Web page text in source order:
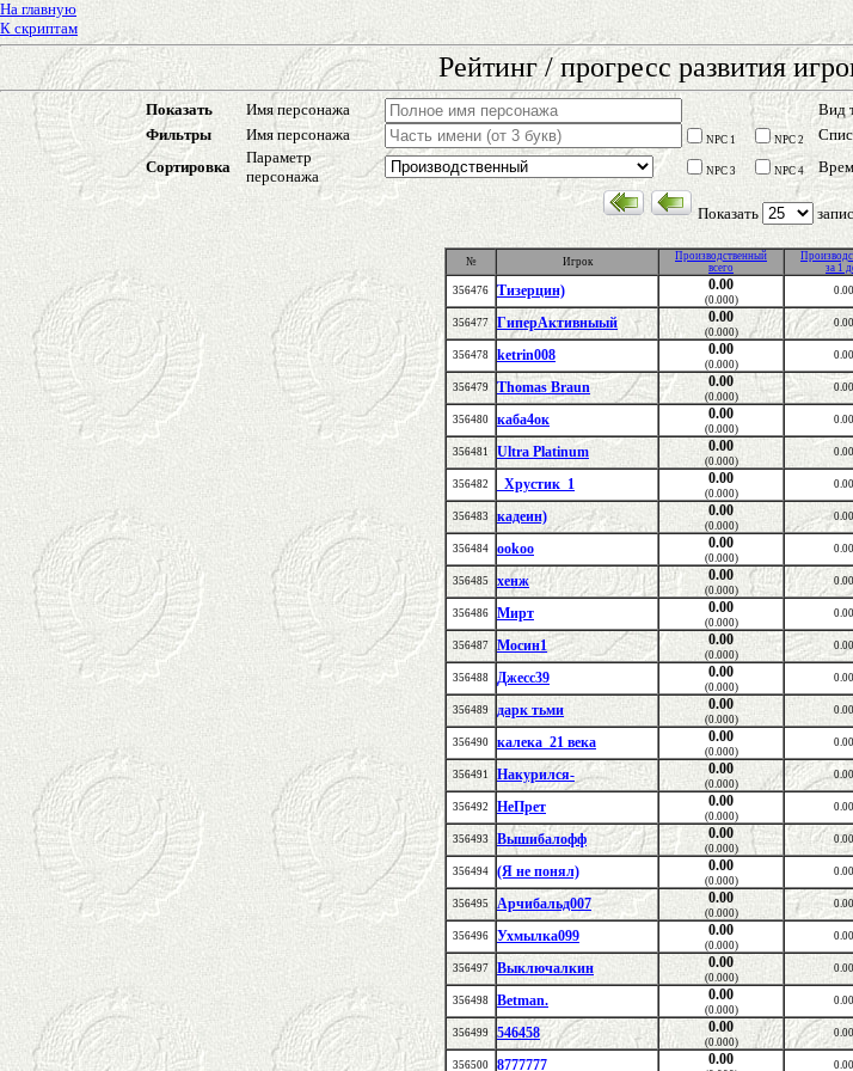
На главную
К скриптам
Рейтинг / прогресс развития
Показать Имя персонажа
Вид
Фильтры
Имя персонажа NPC 1 NPC 2
Сортировка
Параметр
персонажа
NPC 3 NPC 4
Показать
№ Игрок
Производственный
всего
за 1
356476
Тизерцин) 0.00
(0.000)
356477 ГиперАктивныый 0.00
(0.000)
356478 ketrin008 0.00
(0.000)
356479 Thomas Braun 0.00
(0.000)
356480 каба4ок 0.00
(0.000)
356481 Ultra Platinum 0.00
(0.000)
356482 _Хрустик_1 0.00
(0.000)
356483 кадеин) 0.00
(0.000)
356484 ookoo 0.00
(0.000)
356485 хенж 0.00
(0.000)
356486 Мирт 0.00
(0.000)
356487 Мосин1 0.00
(0.000)
356488 Джесс39 0.00
(0.000)
356489 дарк тьми 0.00
(0.000)
356490 калека_21 века 0.00
(0.000)
356491 Накурился- 0.00
(0.000)
356492 НеПрет 0.00
(0.000)
356493 Вышибалофф 0.00
(0.000)
356494 (Я не понял) 0.00
(0.000)
356495 Арчибальд007 0.00
(0.000)
356496 Ухмылка099 0.00
(0.000)
356497 Выключалкин 0.00
(0.000)
356498 Betman. 0.00
(0.000)
356499 546458 0.00
(0.000)
356500 8777777 0.00